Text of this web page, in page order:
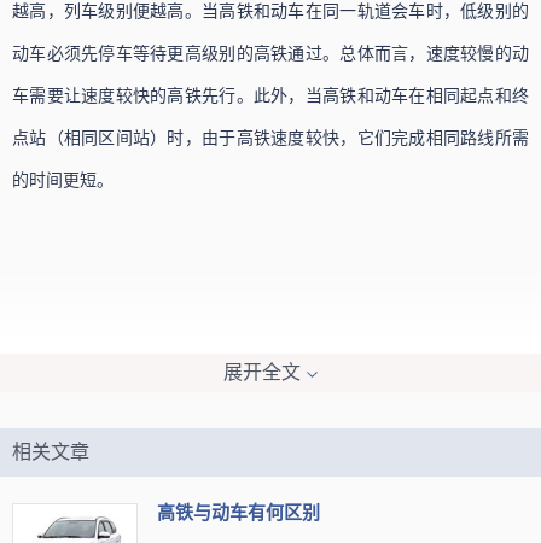
越高，列车级别便越高。当高铁和动车在同一轨道会车时，低级别的
动车必须先停车等待更高级别的高铁通过。总体而言，速度较慢的动
车需要让速度较快的高铁先行。此外，当高铁和动车在相同起点和终
点站（相同区间站）时，由于高铁速度较快，它们完成相同路线所需
的时间更短。
展开全文
相关文章
高铁与动车有何区别